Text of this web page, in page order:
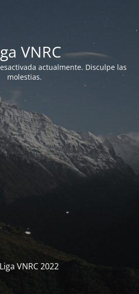
VNRC
actualmente. Disculpe las
molestias.
VNRC 2022